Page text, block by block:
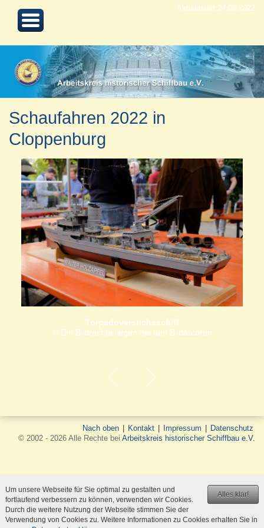
Aktualisiert 24.08.2022
Schaufahren 2022 in
Cloppenburg
Torpedoversuchsschiff
© Die Bildrechte liegen bei den Bildautoren
Nach oben Kontakt Impressum
Datenschutz
© 2002 - 2026 Alle Rechte bei Arbeitskreis historischer Schiffbau e.V.
Alles klar!
Um unsere Webseite für Sie optimal zu gestalten und
fortlaufend verbessern zu können, verwenden wir Cookies.
Durch die weitere Nutzung der Webseite stimmen Sie der
Verwendung von Cookies zu. Weitere Informationen zu Cookies erhalten Sie in